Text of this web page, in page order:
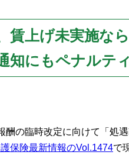
賃上げ未実施な
知にもペナルテ
酬の臨時改定に向けて「処
保険最新情報のVol.1474で